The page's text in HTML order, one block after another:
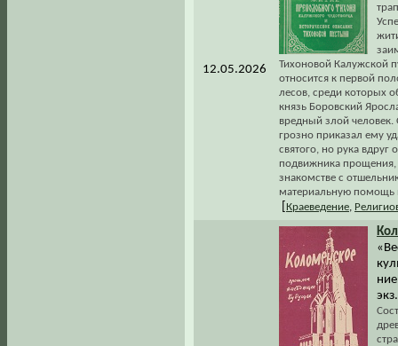
12.05.2026
Тихоновой Калужской
относится к первой
лесов, среди которых
князь Боровский
вредный злой
грозно приказал ему
святого, но рука вдруг
подвижника
знакомстве с
материальную помощь
Краеведение
экз.